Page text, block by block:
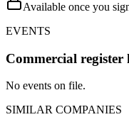
Available once you
EVENTS
Commercial register
No events on file.
SIMILAR COMPANIES